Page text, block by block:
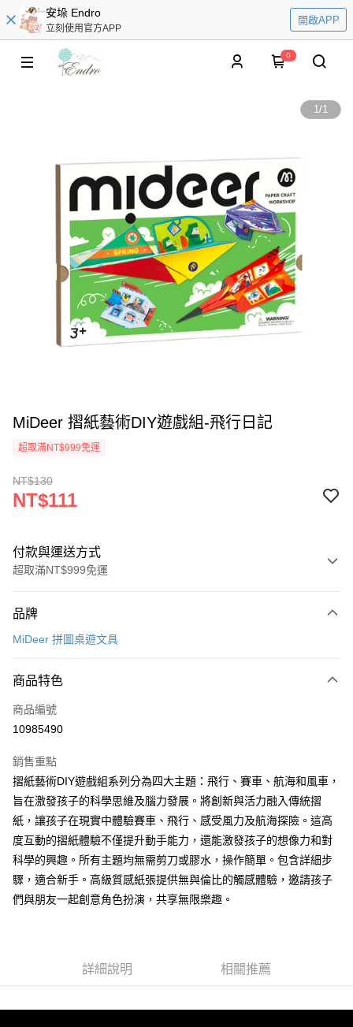
安垛 Endro
立刻使用官方APP
開啟APP
0
1/1
MiDeer 摺紙藝術DIY遊戲組-飛行日記
超取滿NT$999免運
NT$130
NT$111
付款與運送方式
超取滿NT$999免運
信用卡一次付款
3 期 0 利率 每期
合作金庫商業銀行
上海商業儲蓄銀行
臺灣中小企業銀行
匯豐（台灣）商業銀行
華泰商業銀行
聯邦商業銀行
遠東國際商業銀行
元大商業銀行
永豐商業銀行
玉山商業銀行
星展（台灣）商業銀行
台灣樂天信用卡公司
超商取貨付款
LINE Pay
Apple Pay
悠遊付
ATM付款
運送方式
全家取貨付款
每筆NT$85，滿NT$999(含以上)免運費
每筆NT$100，滿NT$999(含以上)免運費
品牌
MiDeer 拼圖桌遊文具
商品特色
商品編號
10985490
銷售重點
摺紙藝術DIY遊戲組系列分為四大主題：飛行、賽車、航海和風車，
旨在激發孩子的科學思維及腦力發展。將創新與活力融入傳統摺
紙，讓孩子在現實中體驗賽車、飛行、感受風力及航海探險。這高
度互動的摺紙體驗不僅提升動手能力，還能激發孩子的想像力和對
科學的興趣。所有主題均無需剪刀或膠水，操作簡單。包含詳細步
驟，適合新手。高級質感紙張提供無與倫比的觸感體驗，邀請孩子
們與朋友一起創意角色扮演，共享無限樂趣。
詳細說明 相關推薦